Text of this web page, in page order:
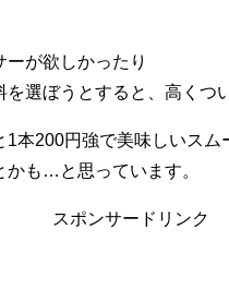
ーが欲しかったり
を選ぼうとすると、高くつ
1本200円強で美味しいスム
かも…と思っています。
スポンサードリンク